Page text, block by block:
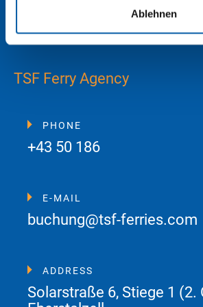
Ablehnen
TSF Ferry Agency
PHONE
+43 50 186
E-MAIL
buchung@tsf-ferries.com
ADDRESS
Solarstraße 6, Stiege 1 (2.